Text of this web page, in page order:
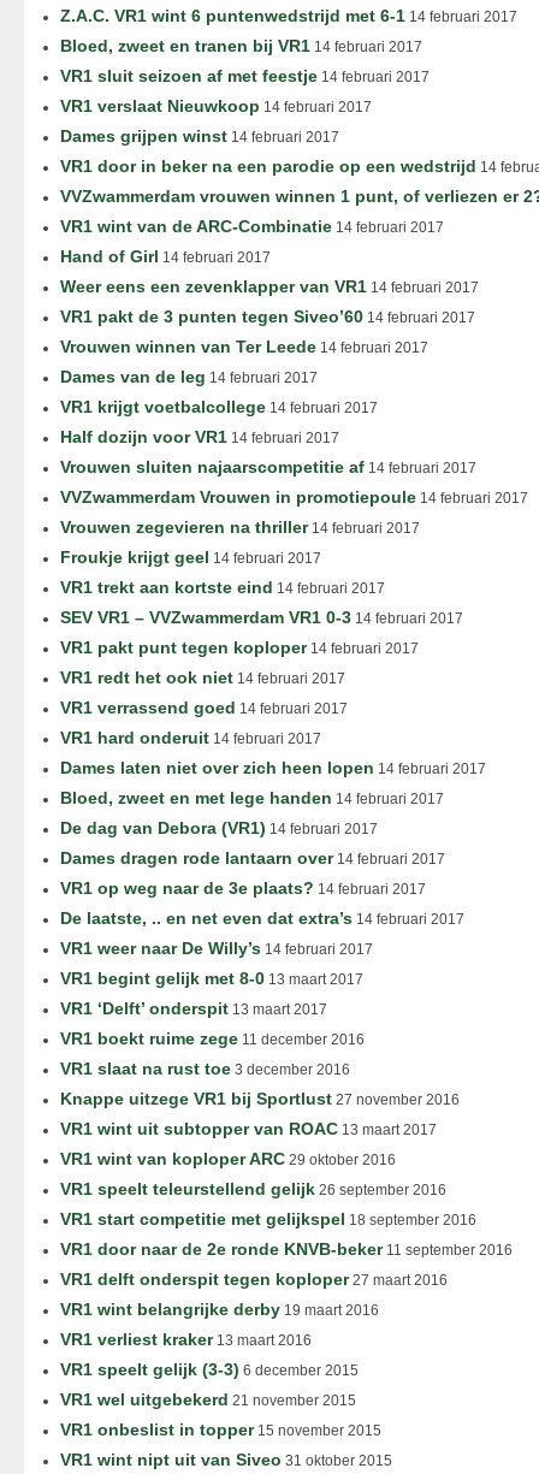
Z.A.C. VR1 wint 6 puntenwedstrijd met 6-1 14 februari 2017
Bloed, zweet en tranen bij VR1 14 februari 2017
VR1 sluit seizoen af met feestje 14 februari 2017
VR1 verslaat Nieuwkoop 14 februari 2017
Dames grijpen winst 14 februari 2017
VR1 door in beker na een parodie op een wedstrijd 14
VVZwammerdam vrouwen winnen 1 punt, of verliezen er
VR1 wint van de ARC-Combinatie 14 februari 2017
Hand of Girl 14 februari 2017
Weer eens een zevenklapper van VR1 14 februari 2017
VR1 pakt de 3 punten tegen Siveo’60 14 februari 2017
Vrouwen winnen van Ter Leede 14 februari 2017
Dames van de leg 14 februari 2017
VR1 krijgt voetbalcollege 14 februari 2017
Half dozijn voor VR1 14 februari 2017
Vrouwen sluiten najaarscompetitie af 14 februari 2017
VVZwammerdam Vrouwen in promotiepoule 14 februari 2017
Vrouwen zegevieren na thriller14 februari 2017
Froukje krijgt geel 14 februari 2017
VR1 trekt aan kortste eind 14 februari 2017
SEV VR1 – VVZwammerdam VR1 0-3 14 februari 2017
VR1 pakt punt tegen koploper14 februari 2017
VR1 redt het ook niet 14 februari 2017
VR1 verrassend goed 14 februari 2017
VR1 hard onderuit 14 februari 2017
Dames laten niet over zich heen lopen 14 februari 2017
Bloed, zweet en met lege handen 14 februari 2017
De dag van Debora (VR1) 14 februari 2017
Dames dragen rode lantaarn over14 februari 2017
VR1 op weg naar de 3e plaats? 14 februari 2017
De laatste, .. en net even dat extra’s 14 februari 2017
VR1 weer naar De Willy’s 14 februari 2017
VR1 begint gelijk met 8-0 13 maart 2017
VR1 ‘Delft’ onderspit 13 maart 2017
VR1 boekt ruime zege 11 december 2016
VR1 slaat na rust toe 3 december 2016
Knappe uitzege VR1 bij Sportlust 27 november 2016
VR1 wint uit subtopper van ROAC 13 maart 2017
VR1 wint van koploper ARC 29 oktober 2016
VR1 speelt teleurstellend gelijk 26 september 2016
VR1 start competitie met gelijkspel 18 september 2016
VR1 door naar de 2e ronde KNVB-beker11 september 2016
VR1 delft onderspit tegen koploper27 maart 2016
VR1 wint belangrijke derby 19 maart 2016
VR1 verliest kraker13 maart 2016
VR1 speelt gelijk (3-3) 6 december 2015
VR1 wel uitgebekerd 21 november 2015
VR1 onbeslist in topper15 november 2015
VR1 wint nipt uit van Siveo 31 oktober 2015